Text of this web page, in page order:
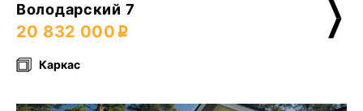
Володарский 7
20 832 000
Каркас